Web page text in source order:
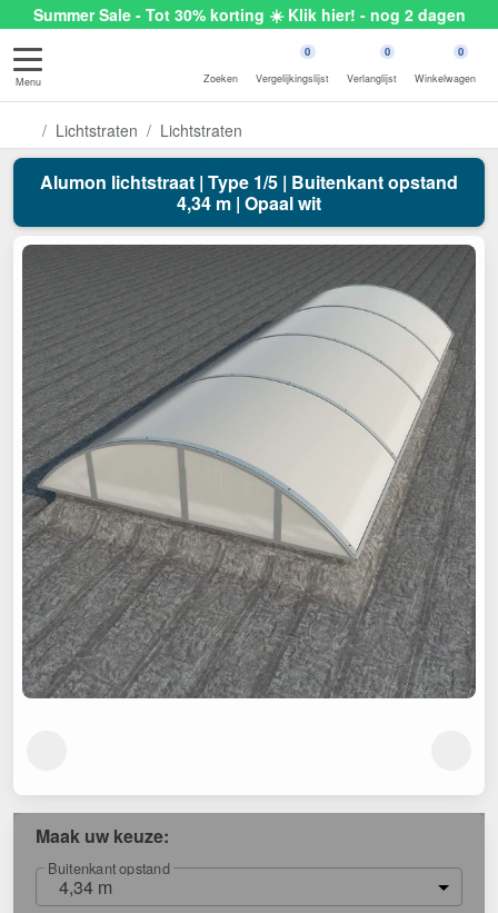
Summer Sale - Tot 30% korting ☀️ Klik hier! - nog 2 dagen
Menu Zoeken
0
Vergelijkingslijst
0
Verlanglijst
0
Winkelwagen
Lichtstraten Lichtstraten
Alumon lichtstraat | Type 1/5 | Buitenkant opstand
4,34 m | Opaal wit
Maak uw keuze:
Buitenkant opstand
4,34 m